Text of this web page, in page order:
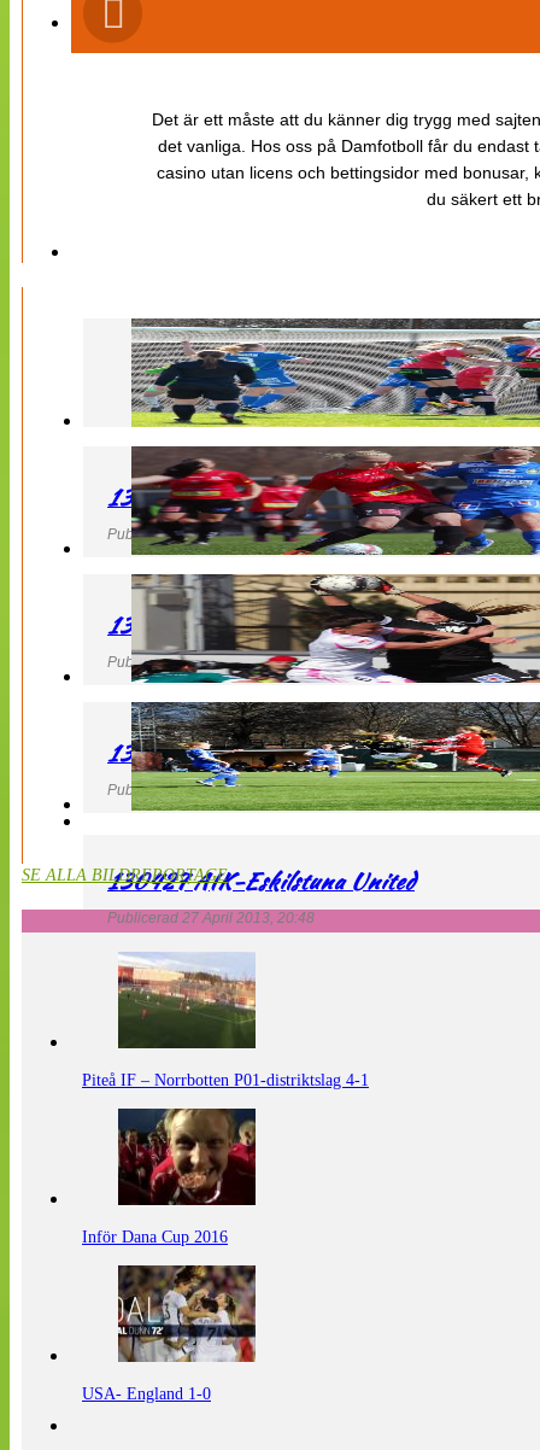
Det är ett måste att du känner dig trygg med
det vanliga. Hos oss på Damfotboll får du
casino utan licens och bettingsidor med
du säkert ett
130427 LB 07 – QBIK
Publicerad 27 April 2013, 22:40
130427 IF Limhamn Bunkeflo – QBIK
Publicerad 27 April 2013, 21:10
130427 LdB FC Malmö – Mallbackens IF
Publicerad 27 April 2013, 20:54
130427 AIK-Eskilstuna United
Publicerad 27 April 2013, 20:48
SE ALLA BILDREPORTAGE
Piteå IF – Norrbotten P01-distriktslag 4-1
Inför Dana Cup 2016
USA- England 1-0